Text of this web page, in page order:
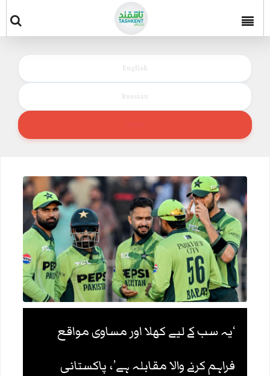
‘یہ سب کے لیے کھلا اور مساوی مواقع
فراہم کرنے والا مقابلہ ہے’، پاکستانی